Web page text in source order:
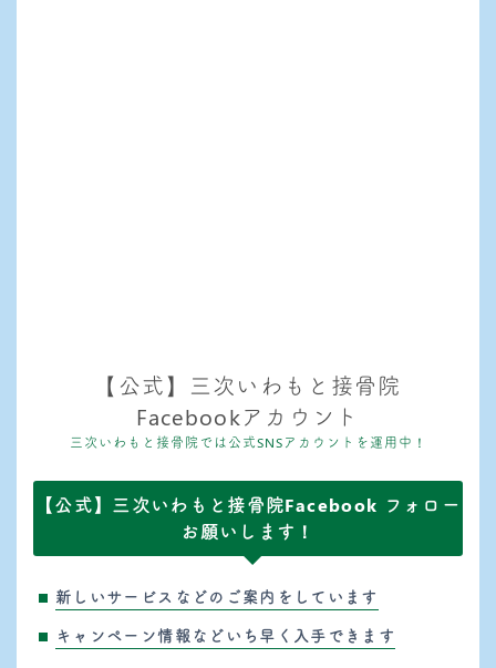
【公式】三次いわもと接骨院
Facebookアカウント
三次いわもと接骨院では公式SNSアカウントを運用中！
【公式】三次いわもと接骨院Facebook フォロー
お願いします！
新しいサービスなどのご案内をしています
キャンペーン情報などいち早く入手できます